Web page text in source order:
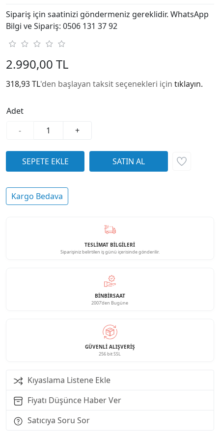
Sipariş için saatinizi göndermeniz gereklidir. WhatsApp
Bilgi ve Sipariş: 0506 131 37 92
2.990,00 TL
318,93 TL'den başlayan taksit seçenekleri için tıklayın.
Adet
-
+
Kargo Bedava
TESLİMAT BİLGİLERİ
Siparişiniz belirtilen iş günü içerisinde gönderilir.
BINBIRSAAT
2007'den Bugüne
GÜVENLI ALIŞVERIŞ
256 bit SSL
Kıyaslama Listene Ekle
Fiyatı Düşünce Haber Ver
Satıcıya Soru Sor